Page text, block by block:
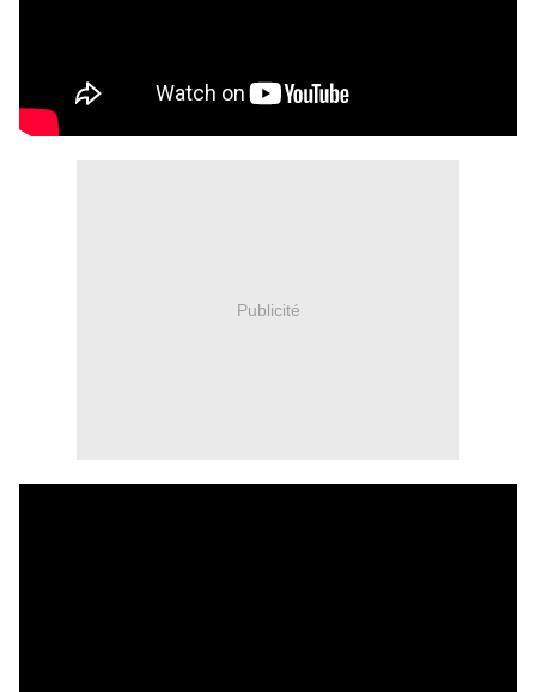
Publicité